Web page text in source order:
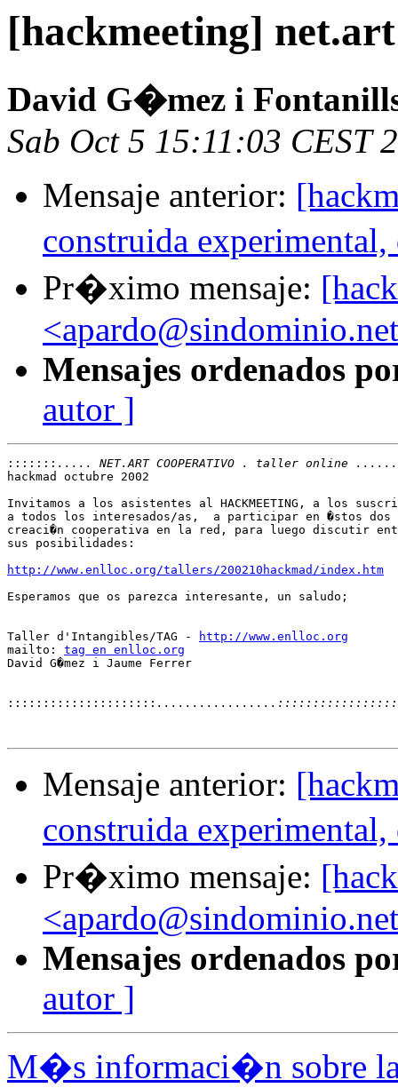
[hackmeeting]
David G�mez i
Sab Oct 5 15:11:03 CEST
Mensaje anterior:
construida
Pr�ximo mensaje:
Mensajes ordenados
autor ]
:::::::
hackmad octubre 2002
Invitamos a los asistentes al HACKMEETING, a los
a todos los interesados/as,  a participar en �stos dos
creaci�n cooperativa en la red, para luego discutir
sus posibilidades:
http://www.enlloc.org/tallers/200210hackmad/index.htm
Esperamos que os parezca interesante, un saludo;
Taller d'Intangibles/TAG -
http://www.enlloc.org
mailto: tag en enlloc.org
David G�mez i Jaume Ferrer
:::::::::::::::::::::
Mensaje anterior:
construida
Pr�ximo mensaje:
Mensajes ordenados
autor ]
M�s informaci�n sobre